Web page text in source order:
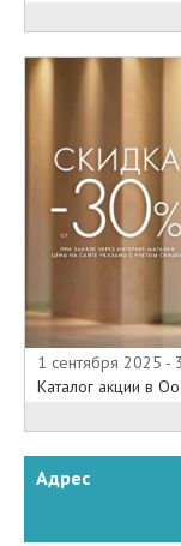
1 сентября 2025 -
Каталог акции в
Адрес